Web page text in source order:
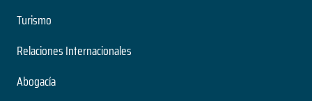
Turismo
Relaciones Internacionales
Abogacía